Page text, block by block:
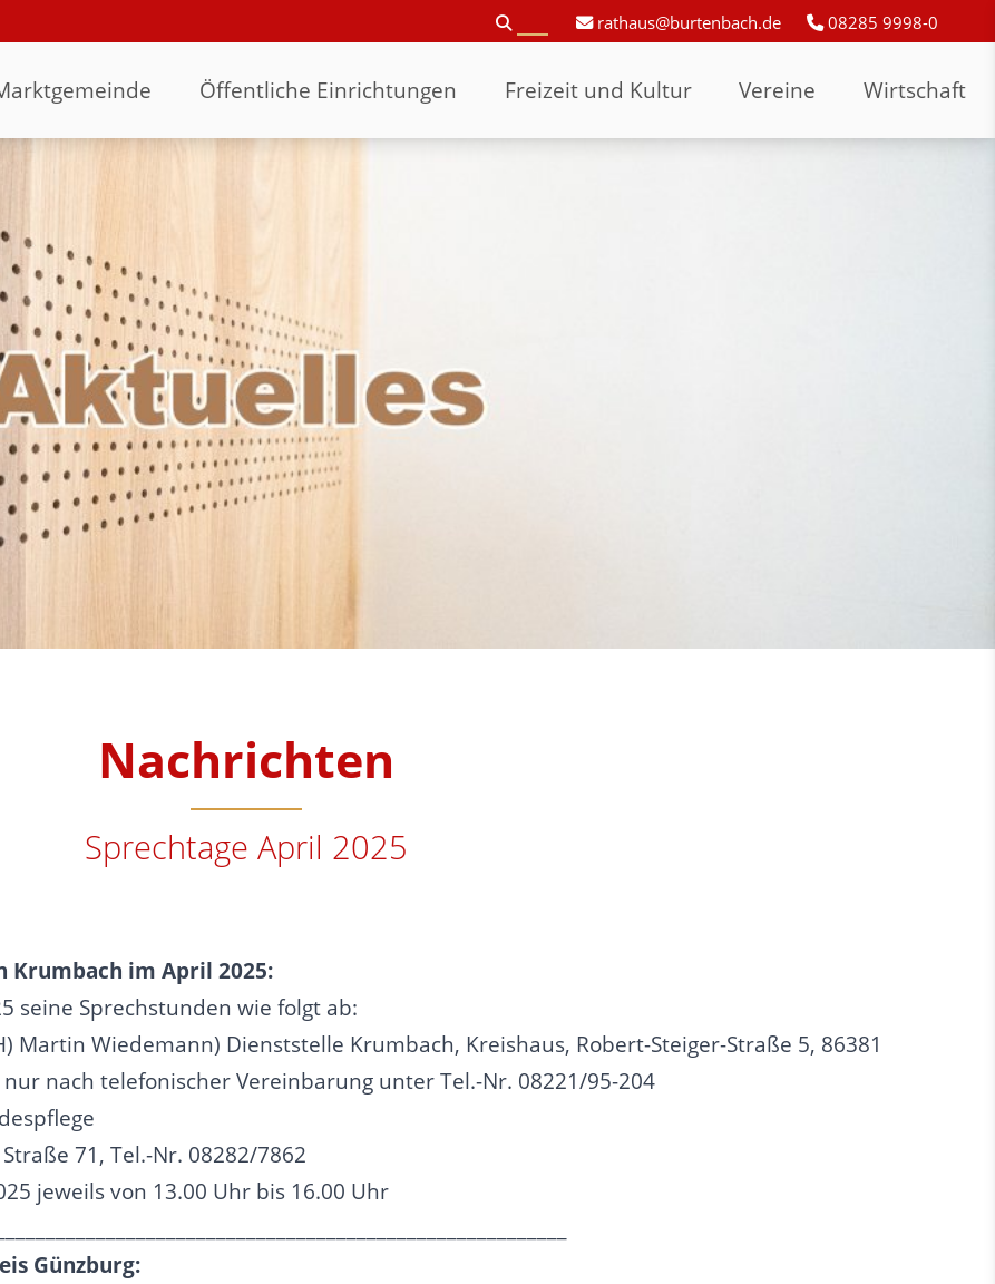
rathaus@burtenbach.de 08285 9998-0
Öffentliche Einrichtungen Freizeit und Kultur Vereine Wirtschaft
Nachrichten
Sprechtage April 2025
Krumbach im April 2025:
seine Sprechstunden wie folgt ab:
Martin Wiedemann) Dienststelle Krumbach, Kreishaus, Robert-Steiger-Straße 5, 86381
nach telefonischer Vereinbarung unter Tel.-Nr. 08221/95-204
71, Tel.-Nr. 08282/7862
jeweils von 13.00 Uhr bis 16.00 Uhr
Günzburg: